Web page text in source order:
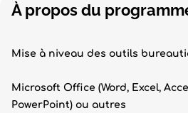
À propos du
Mise à niveau des outils
Microsoft Office (Word, Excel,
PowerPoint) ou autres